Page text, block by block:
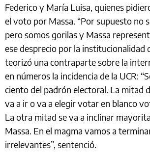
Federico y María Luisa, quienes
el voto por Massa. “Por supuesto no
pero somos gorilas y Massa
ese desprecio por la institucionalidad
teorizó una contraparte sobre la
en números la incidencia de la UCR:
ciento del padrón electoral. La mitad
va a ir o va a elegir votar en blanco
La otra mitad se va a inclinar
Massa. En el magma vamos a
irrelevantes”, sentenció.